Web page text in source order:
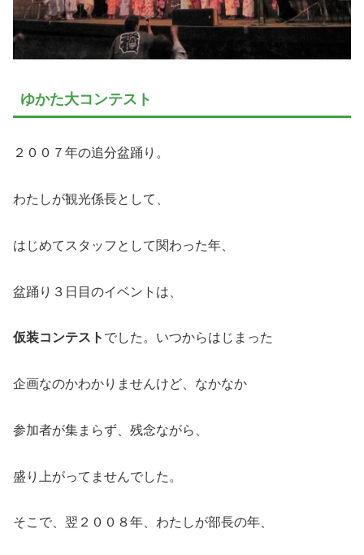
ゆかた大コンテスト
２００７年の追分盆踊り。
わたしが観光係長として、
はじめてスタッフとして関わった年、
盆踊り３日目のイベントは、
仮装コンテスト でした。いつからはじまった
企画なのかわかりませんけど、なかなか
参加者が集まらず、残念ながら、
盛り上がってませんでした。
そこで、翌２００８年、わたしが部長の年、